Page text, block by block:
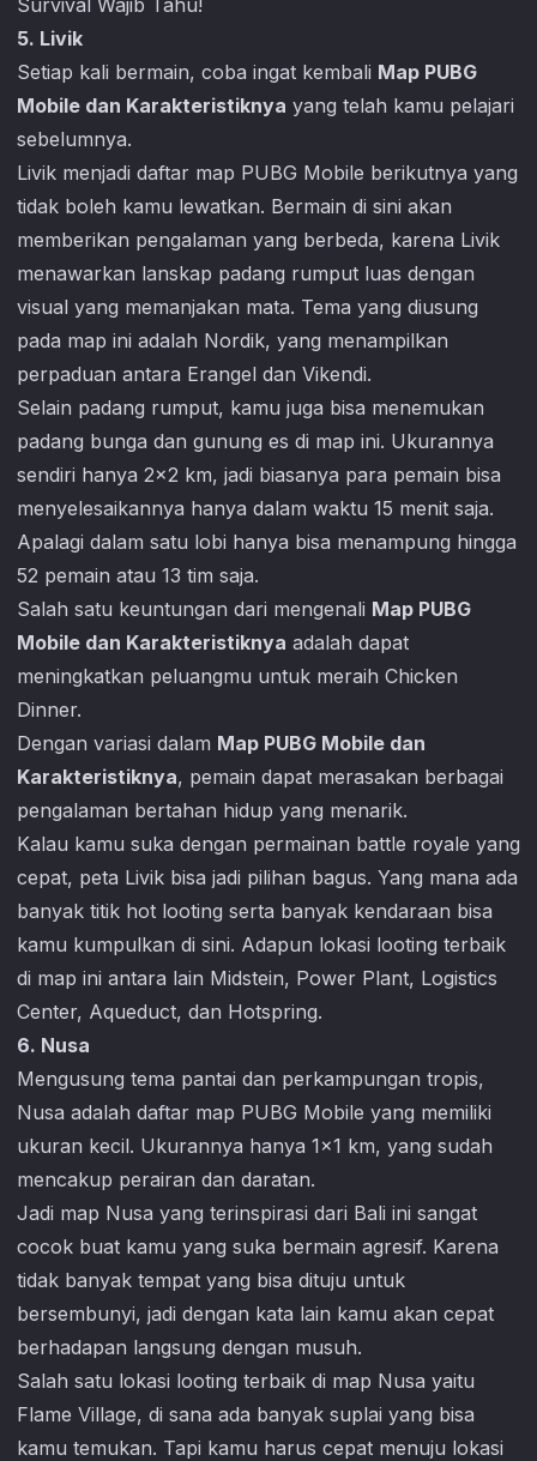
5. Livik
Setiap kali bermain, coba ingat kembali Map PUBG
Mobile dan Karakteristiknya yang telah kamu pelajari
sebelumnya.
Livik menjadi daftar map PUBG Mobile berikutnya yang
tidak boleh kamu lewatkan. Bermain di sini akan
memberikan pengalaman yang berbeda, karena Livik
menawarkan lanskap padang rumput luas dengan
visual yang memanjakan mata. Tema yang diusung
pada map ini adalah Nordik, yang menampilkan
perpaduan antara Erangel dan Vikendi.
Selain padang rumput, kamu juga bisa menemukan
padang bunga dan gunung es di map ini. Ukurannya
sendiri hanya 2×2 km, jadi biasanya para pemain bisa
menyelesaikannya hanya dalam waktu 15 menit saja.
Apalagi dalam satu lobi hanya bisa menampung hingga
52 pemain atau 13 tim saja.
Salah satu keuntungan dari mengenali Map PUBG
Mobile dan Karakteristiknya adalah dapat
meningkatkan peluangmu untuk meraih Chicken
Dinner.
Dengan variasi dalam Map PUBG Mobile dan
Karakteristiknya, pemain dapat merasakan berbagai
pengalaman bertahan hidup yang menarik.
Kalau kamu suka dengan permainan battle royale yang
cepat, peta Livik bisa jadi pilihan bagus. Yang mana ada
banyak titik hot looting serta banyak kendaraan bisa
kamu kumpulkan di sini. Adapun lokasi looting terbaik
di map ini antara lain Midstein, Power Plant, Logistics
Center, Aqueduct, dan Hotspring.
6. Nusa
Mengusung tema pantai dan perkampungan tropis,
Nusa adalah daftar map PUBG Mobile yang memiliki
ukuran kecil. Ukurannya hanya 1×1 km, yang sudah
mencakup perairan dan daratan.
Jadi map Nusa yang terinspirasi dari Bali ini sangat
cocok buat kamu yang suka bermain agresif. Karena
tidak banyak tempat yang bisa dituju untuk
bersembunyi, jadi dengan kata lain kamu akan cepat
berhadapan langsung dengan musuh.
Salah satu lokasi looting terbaik di map Nusa yaitu
Flame Village, di sana ada banyak suplai yang bisa
kamu temukan. Tapi kamu harus cepat menuju lokasi